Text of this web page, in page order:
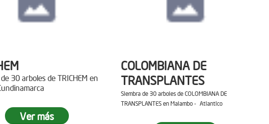
30 arboles de TRICHEM en
Ver más
COLOMBIANA DE
TRANSPLANTES
Siembra de 30 arboles de COLOMBIANA DE
TRANSPLANTES en Malambo - Atlantico